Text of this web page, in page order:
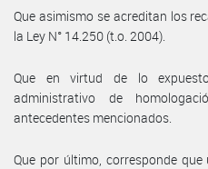
Que asimismo se acreditan los
la Ley N° 14.250 (t.o. 2004).
Que en virtud de lo
administrativo de
antecedentes mencionados.
Que por último, corresponde